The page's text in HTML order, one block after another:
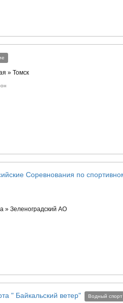
» Томск
Соревнования по
» Зеленоградский АО
" Байкальский ветер" Водный спорт